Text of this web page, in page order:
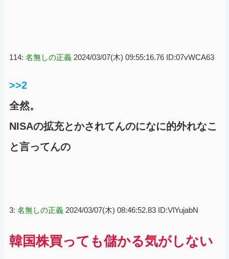
114: 名無しの正義 2024/03/07(木) 09:55:16.76 ID:07vWCA63
>>2
全然。
NISAの拡充とかされてんのになに的外れなこ
と言ってんの
3: 名無しの正義 2024/03/07(木) 08:46:52.83 ID:VlYujabN
韓国株買っても儲かる気がしない